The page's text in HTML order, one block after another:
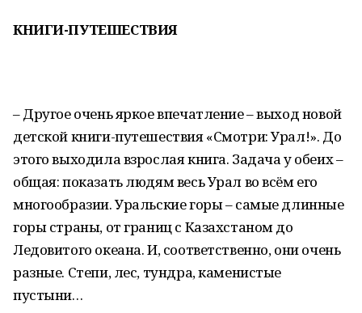
КНИГИ-ПУТЕШЕСТВИЯ
– Другое очень яркое впечатление – выход новой
детской книги-путешествия «Смотри: Урал!». До
этого выходила взрослая книга. Задача у обеих –
общая: показать людям весь Урал во всём его
многообразии. Уральские горы – самые длинные
горы страны, от границ с Казахстаном до
Ледовитого океана. И, соответственно, они очень
разные. Степи, лес, тундра, каменистые
пустыни…